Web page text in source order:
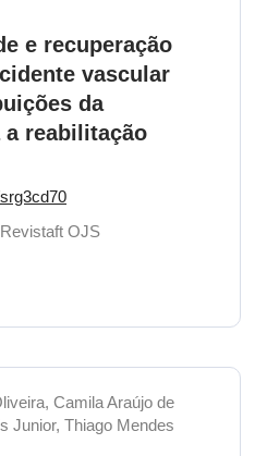
e recuperação
vascular
da
reabilitação
OJS
Camila Araújo de
Junior, Thiago Mendes